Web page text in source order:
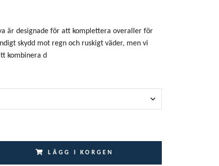
är designade för att komplettera overaller för
skydd mot regn och ruskigt väder, men vi
kombinera d
LÄGG I KORGEN